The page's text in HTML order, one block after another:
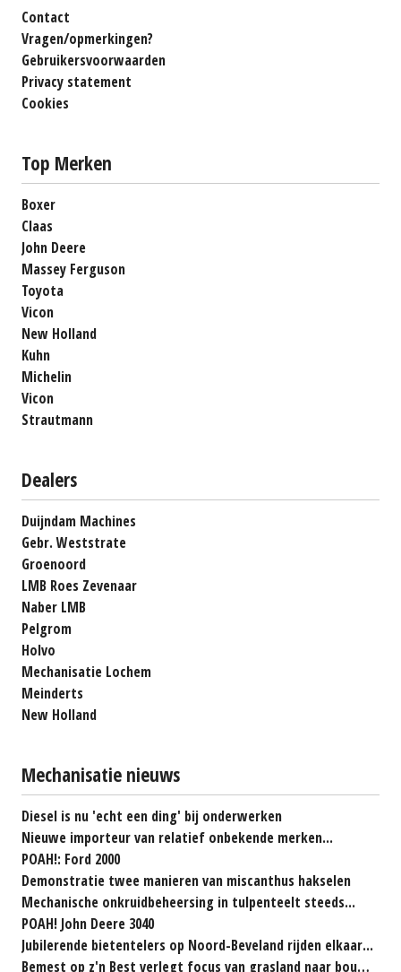
Contact
Vragen/opmerkingen?
Gebruikersvoorwaarden
Privacy statement
Cookies
Top Merken
Boxer
Claas
John Deere
Massey Ferguson
Toyota
Vicon
New Holland
Kuhn
Michelin
Vicon
Strautmann
Dealers
Duijndam Machines
Gebr. Weststrate
Groenoord
LMB Roes Zevenaar
Naber LMB
Pelgrom
Holvo
Mechanisatie Lochem
Meinderts
New Holland
Mechanisatie nieuws
Diesel is nu 'echt een ding' bij onderwerken
Nieuwe importeur van relatief onbekende merken...
POAH!: Ford 2000
Demonstratie twee manieren van miscanthus hakselen
Mechanische onkruidbeheersing in tulpenteelt steeds...
POAH! John Deere 3040
Jubilerende bietentelers op Noord-Beveland rijden elkaar...
Bemest op z'n Best verlegt focus van grasland naar bouwland